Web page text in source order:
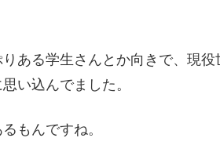
ある学生さんとか向きで、現
い込んでました。
もんですね。